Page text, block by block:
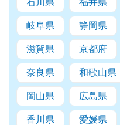
石川県 福井県
岐阜県 静岡県
滋賀県 京都府
奈良県 和歌山県
岡山県 広島県
香川県 愛媛県